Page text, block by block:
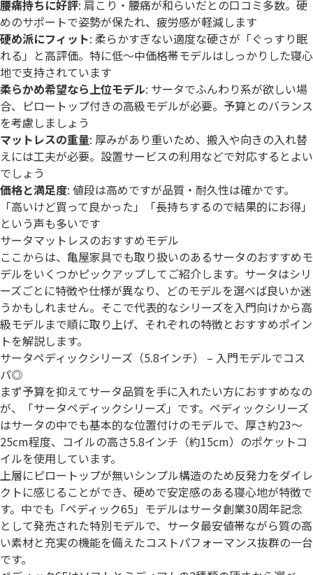
腰痛持ちに好評: 肩こり・腰痛が和らいだとの口コミ多数。硬
めのサポートで姿勢が保たれ、疲労感が軽減します
硬め派にフィット: 柔らかすぎない適度な硬さが「ぐっすり眠
れる」と高評価。特に低～中価格帯モデルはしっかりした寝心
地で支持されています
柔らかめ希望なら上位モデル: サータでふんわり系が欲しい場
合、ピロートップ付きの高級モデルが必要。予算とのバランス
を考慮しましょう
マットレスの重量: 厚みがあり重いため、搬入や向きの入れ替
えには工夫が必要。設置サービスの利用などで対応するとよい
でしょう
価格と満足度: 値段は高めですが品質・耐久性は確かです。
「高いけど買って良かった」「長持ちするので結果的にお得」
という声も多いです
サータマットレスのおすすめモデル
ここからは、亀屋家具でも取り扱いのあるサータのおすすめモ
デルをいくつかピックアップしてご紹介します。サータはシリ
ーズごとに特徴や仕様が異なり、どのモデルを選べば良いか迷
うかもしれません。そこで代表的なシリーズを入門向けから高
級モデルまで順に取り上げ、それぞれの特徴とおすすめポイン
トを解説します。
サータペディックシリーズ（5.8インチ） – 入門モデルでコス
パ◎
まず予算を抑えてサータ品質を手に入れたい方におすすめなの
が、「サータペディックシリーズ」です。ペディックシリーズ
はサータの中でも基本的な位置付けのモデルで、厚さ約23～
25cm程度、コイルの高さ5.8インチ（約15cm）のポケットコ
イルを使用しています。
上層にピロートップが無いシンプル構造のため反発力をダイレ
クトに感じることができ、硬めで安定感のある寝心地が特徴で
す。中でも「ペディック65」モデルはサータ創業30周年記念
として発売された特別モデルで、サータ最安値帯ながら質の高
い素材と充実の機能を備えたコストパフォーマンス抜群の一台
です。